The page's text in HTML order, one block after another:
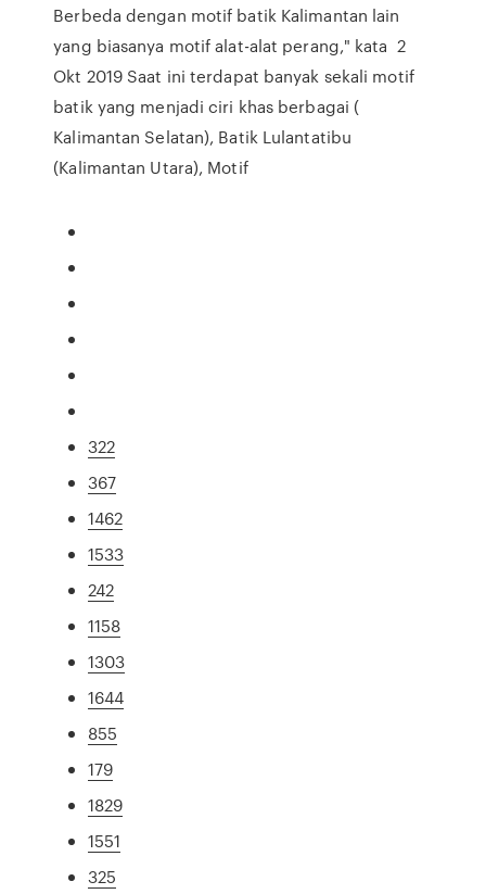
Berbeda dengan motif batik Kalimantan lain
yang biasanya motif alat-alat perang," kata 2
Okt 2019 Saat ini terdapat banyak sekali motif
batik yang menjadi ciri khas berbagai (
Kalimantan Selatan), Batik Lulantatibu
(Kalimantan Utara), Motif
322
367
1462
1533
242
1158
1303
1644
855
179
1829
1551
325